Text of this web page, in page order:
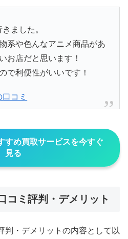
ました。
系や色んなアニメ商品があ
お店だと思います！
で利便性がいいです！
コミ
すめ買取サービスを今すぐ
見る
コミ評判・デメリット
判・デメリットの内容として以